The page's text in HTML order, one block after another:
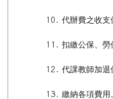
10. 代辦費之收支
11. 扣繳公保、勞
12. 代課教師加退
13. 繳納各項費用